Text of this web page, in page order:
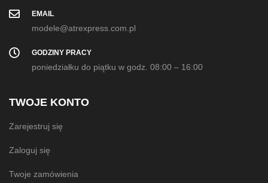
EMAIL
modele@atrexpress.com.pl
GODZINY PRACY
poniedziałku do piątku w godz. 08:00 – 16:00
TWOJE KONTO
Zarejestruj się
Zaloguj się
Twoje zamówienia